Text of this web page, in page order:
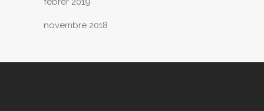
novembre 2018